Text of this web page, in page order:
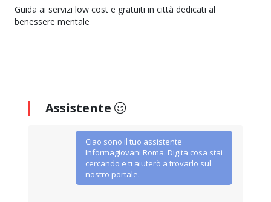
Guida ai servizi low cost e gratuiti in città dedicati al
benessere mentale
Assistente
Ciao sono il tuo assistente
Informagiovani Roma. Digita cosa stai
cercando e ti aiuterò a trovarlo sul
nostro portale.